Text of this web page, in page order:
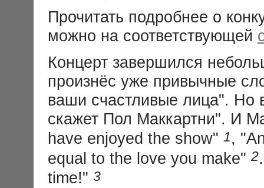
Прочитать подробнее о
можно на соответствующей
Концерт завершился
произнёс уже привычные
ваши счастливые лица". Но
скажет Пол Маккартни". И
have enjoyed the show" 1,
equal to the love you make" 2
time!" 3